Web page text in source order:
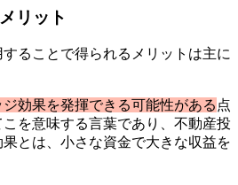
リット
ることで得られるメリットは主に
効果を発揮できる可能性がある 点
を意味する言葉であり、不動産投
とは、小さな資金で大きな収益を